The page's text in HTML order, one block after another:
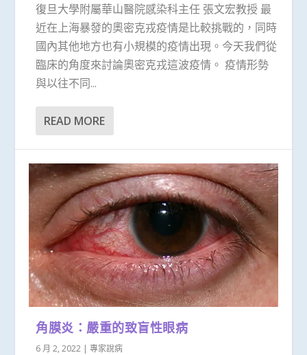
復旦大學附屬華山醫院感染科主任 張文宏教授 最
近在上海暴發的奧密克戎疫情是比較挑戰的，同時
國內其他地方也有小規模的疫情出現。今天我們從
臨床的角度來討論奧密克戎這波疫情。 疫情形勢
與以往不同...
READ MORE
角膜炎：嚴重的致盲性眼病
6 月 2, 2022 |專家說病